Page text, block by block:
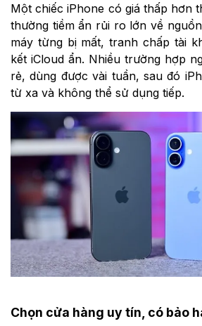
Một chiếc iPhone có giá thấp hơn
thường tiềm ẩn rủi ro lớn về
máy từng bị mất, tranh chấp tài
kết iCloud ẩn. Nhiều trường hợp
rẻ, dùng được vài tuần, sau đó
từ xa và không thể sử dụng tiếp.
Chọn cửa hàng uy tín, có bảo